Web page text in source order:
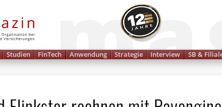
Studien FinTech Anwendung Strategie Interview SB &